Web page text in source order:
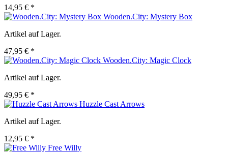
14,95 € *
Wooden.City: Mystery Box
Artikel auf Lager.
47,95 € *
Wooden.City: Magic Clock
Artikel auf Lager.
49,95 € *
Huzzle Cast Arrows
Artikel auf Lager.
12,95 € *
Free Willy